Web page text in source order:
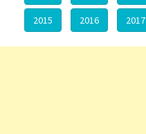
2015 2016 2017